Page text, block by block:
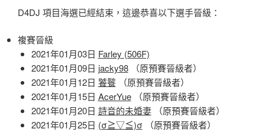
線
上
BanG
Dream
項
目
海
選
D4DJ 項目海選已經結束，這邊恭喜以下選手晉級：
複賽晉級
2021年01月03日 Farley (506F)
2021年01月09日 jacky98（原預賽晉級者）
2021年01月12日 饕餮（原預賽晉級者）
2021年01月15日 AcerYue（原預賽晉級者）
2021年01月20日 詩音的未婚妻（原預賽晉級者）
2021年01月25日 (σ≧▽≦)σ （原預賽晉級者）